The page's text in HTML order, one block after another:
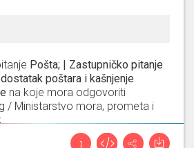
Pošta; | Zastupničko pitanje
poštara i kašnjenje
na koje mora odgovoriti
/ Ministarstvo mora, prometa i
.